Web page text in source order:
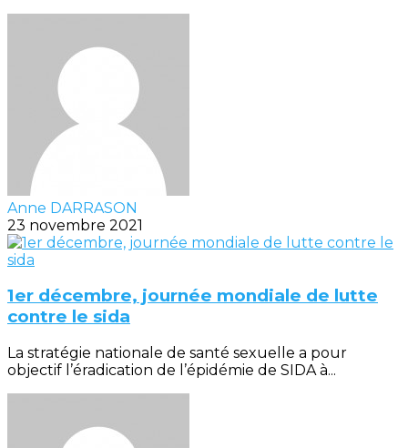
Anne DARRASON
23 novembre 2021
1er décembre, journée mondiale de lutte
contre le sida
La stratégie nationale de santé sexuelle a pour
objectif l’éradication de l’épidémie de SIDA à...